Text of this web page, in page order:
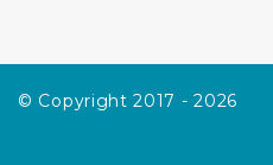
© Copyright 2017 - 2026